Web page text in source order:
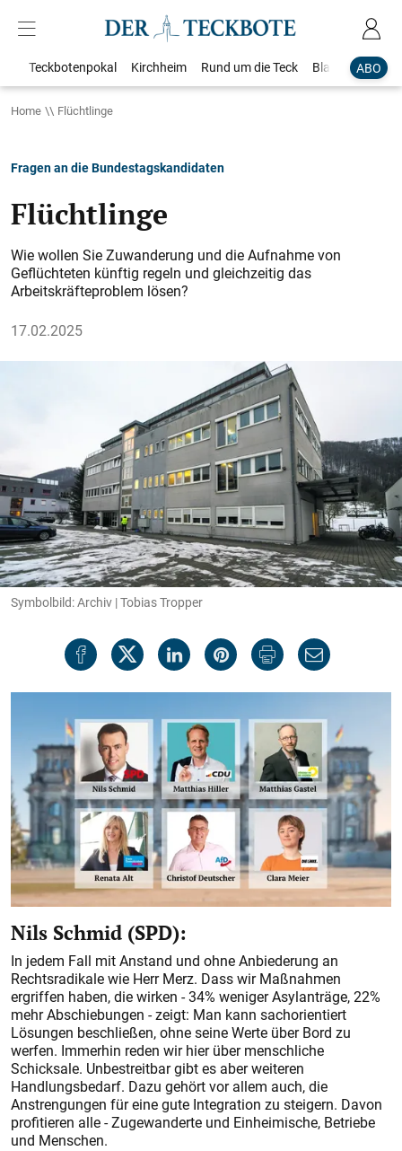
ABO
Teckbotenpokal Kirchheim Rund um die Teck Blaulicht
Home Flüchtlinge
Fragen an die Bundestagskandidaten
Flüchtlinge
Wie wollen Sie Zuwanderung und die Aufnahme von
Geflüchteten künftig regeln und gleichzeitig das
Arbeitskräfteproblem lösen?
17.02.2025
Symbolbild: Archiv | Tobias Tropper
Nils Schmid (SPD):
In jedem Fall mit Anstand und ohne Anbiederung an
Rechtsradikale wie Herr Merz. Dass wir Maßnahmen
ergriffen haben, die wirken - 34% weniger Asylanträge, 22%
mehr Abschiebungen - zeigt: Man kann sachorientiert
Lösungen beschließen, ohne seine Werte über Bord zu
werfen. Immerhin reden wir hier über menschliche
Schicksale. Unbestreitbar gibt es aber weiteren
Handlungsbedarf. Dazu gehört vor allem auch, die
Anstrengungen für eine gute Integration zu steigern. Davon
profitieren alle - Zugewanderte und Einheimische, Betriebe
und Menschen.